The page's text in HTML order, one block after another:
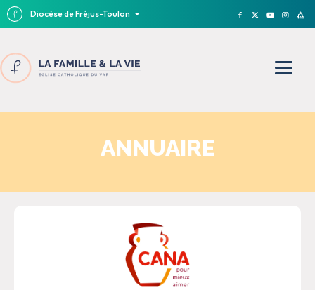
Diocèse de Fréjus-Toulon
ANNUAIRE